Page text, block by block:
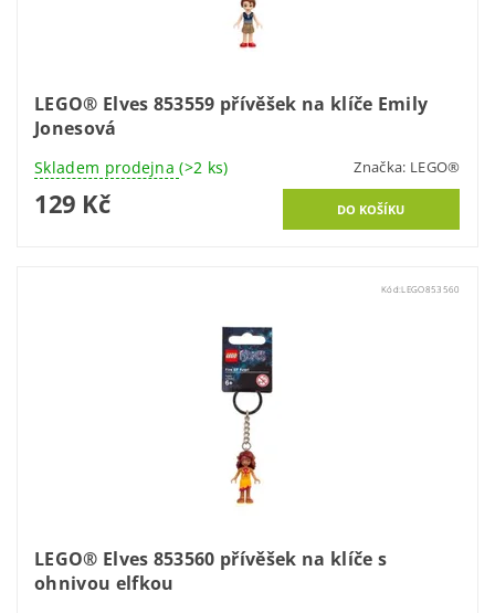
LEGO® Elves 853559 přívěšek na klíče Emily
Jonesová
Skladem prodejna(>2 ks) Značka: LEGO®
129 Kč
Kód:LEGO853560
LEGO® Elves 853560 přívěšek na klíče s
ohnivou elfkou